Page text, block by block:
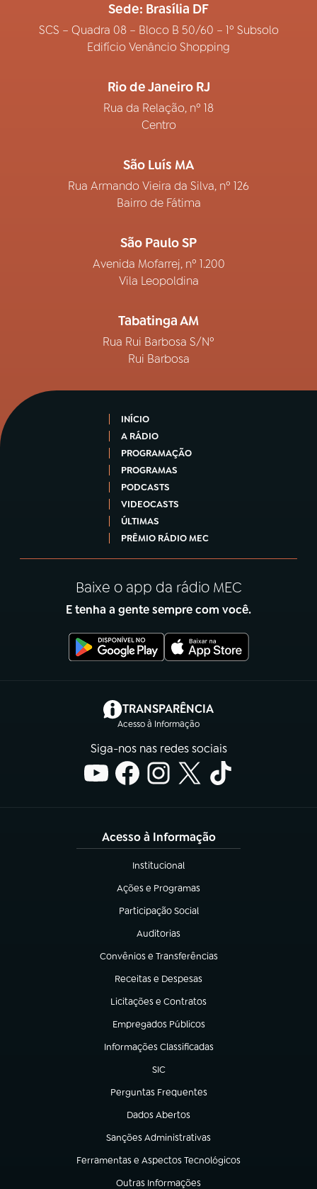
Sede: Brasília DF
SCS – Quadra 08 – Bloco B 50/60 – 1º Subsolo
Edifício Venâncio Shopping
Rio de Janeiro RJ
Rua da Relação, nº 18
Centro
São Luís MA
Rua Armando Vieira da Silva, nº 126
Bairro de Fátima
São Paulo SP
Avenida Mofarrej, nº 1.200
Vila Leopoldina
Tabatinga AM
Rua Rui Barbosa S/Nº
Rui Barbosa
INÍCIO
A RÁDIO
PROGRAMAÇÃO
PROGRAMAS
PODCASTS
VIDEOCASTS
ÚLTIMAS
PRÊMIO RÁDIO MEC
Baixe o app da rádio MEC
E tenha a gente sempre com você.
TRANSPARÊNCIA
Acesso à Informação
(abre em nova aba)
Siga-nos nas redes sociais
Acesso à Informação
Institucional
(abre em nova aba)
Ações e Programas
(abre em nova aba)
Participação Social
(abre em nova aba)
Auditorias
(abre em nova aba)
Convênios e Transferências
(abre em nova aba)
Receitas e Despesas
(abre em nova aba)
Licitações e Contratos
(abre em nova aba)
Empregados Públicos
(abre em nova aba)
Informações Classificadas
(abre em nova aba)
SIC
(abre em nova aba)
Perguntas Frequentes
(abre em nova aba)
Dados Abertos
(abre em nova aba)
Sanções Administrativas
(abre em nova aba)
Ferramentas e Aspectos Tecnológicos
(abre em nova aba)
Outras Informações